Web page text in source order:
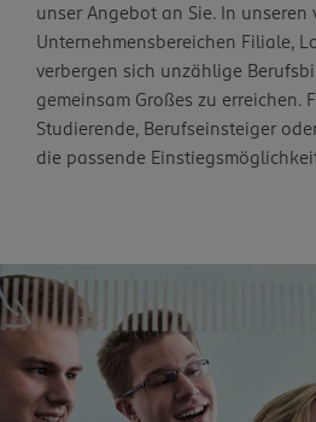
unser Angebot an Sie. In unseren
Unternehmensbereichen Filiale,
verbergen sich unzählige
gemeinsam Großes zu erreichen.
Studierende, Berufseinsteiger
die passende